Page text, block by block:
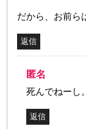
だから、お前ら
返信
匿名
死んでねーし
返信